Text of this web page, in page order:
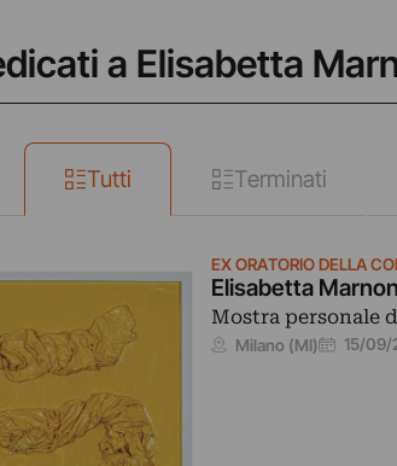
a Elisabetta
Tutti Terminati
EX ORATORIO DELLA
Elisabetta
Mostra personale
Milano (MI) 15/09/